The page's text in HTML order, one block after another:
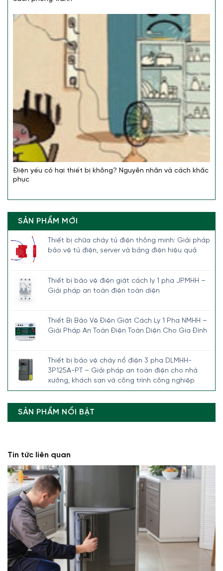
Điện yếu có hại thiết bị không? Nguyên nhân và cách khắc
phục
SẢN PHẨM MỚI
Thiết bị chữa cháy tủ điện thông minh: Giải pháp
bảo vệ tủ điện, server và bảng điện hiệu quả
Thiết bị bảo vệ điện giật cách ly 1 pha JPMHH –
Giải pháp an toàn điện toàn diện
Thiết Bị Bảo Vệ Điện Giật Cách Ly 1 Pha NMHH –
Giải Pháp An Toàn Điện Toàn Diện Cho Gia Đình
Thiết bị bảo vệ cháy nổ điện 3 pha DLMHH-
3P125A-PT – Giải pháp an toàn điện cho nhà
xưởng, khách sạn và công trình công nghiệp
SẢN PHẨM NỔI BẬT
Tin tức liên quan